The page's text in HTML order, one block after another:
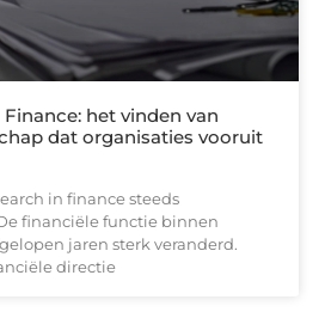
het vinden van
dat organisaties vooruit
in finance steeds
financiële functie binnen
jaren sterk veranderd.
directie